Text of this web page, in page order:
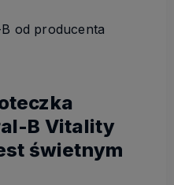
od producenta
B Vitality
świetnym